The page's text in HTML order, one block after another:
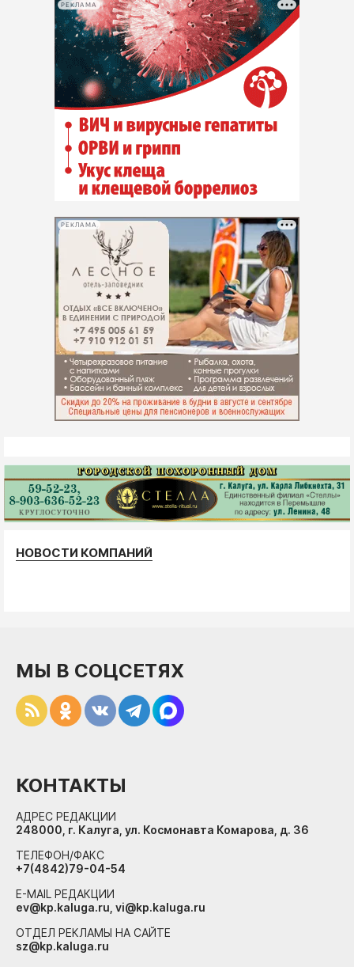
РЕКЛАМА
РЕКЛАМА
НОВОСТИ КОМПАНИЙ
МЫ В СОЦСЕТЯХ
КОНТАКТЫ
АДРЕС РЕДАКЦИИ
248000, г. Калуга, ул. Космонавта Комарова, д. 36
ТЕЛЕФОН/ФАКС
+7(4842)79-04-54
E-MAIL РЕДАКЦИИ
ev@kp.kaluga.ru, vi@kp.kaluga.ru
ОТДЕЛ РЕКЛАМЫ НА САЙТЕ
sz@kp.kaluga.ru